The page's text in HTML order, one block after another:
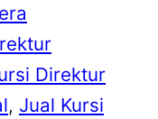
Direktur
, Jual Kursi